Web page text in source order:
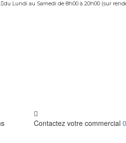
du Lundi au Samedi de 8h00 à 20h00 (sur
Contactez votre commercial